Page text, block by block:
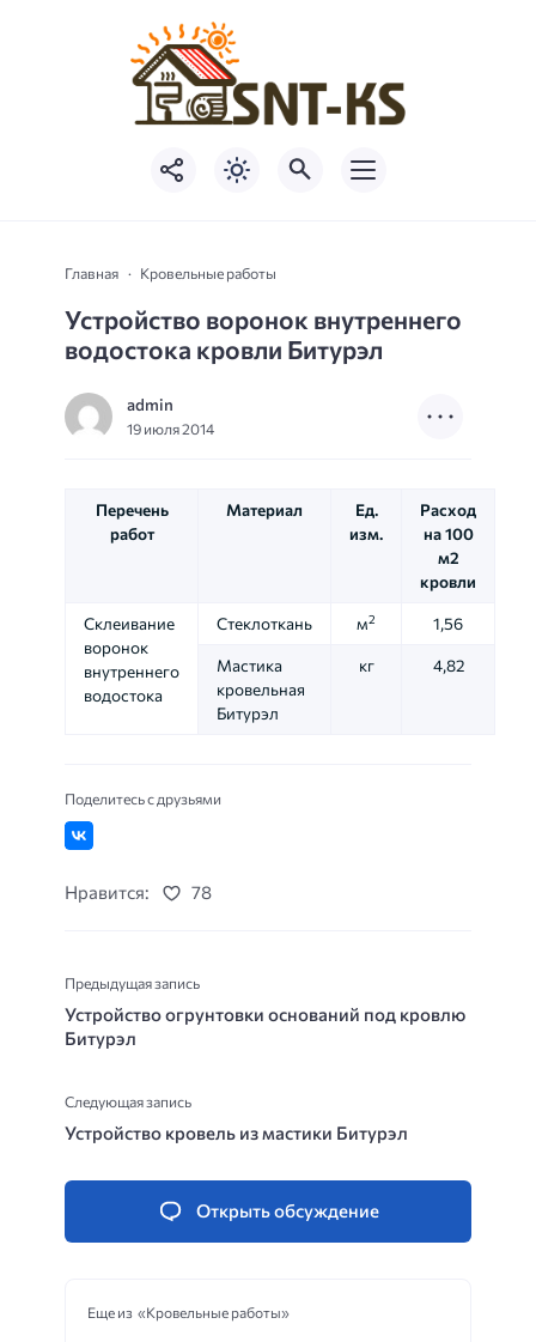
Главная Кровельные работы
Устройство воронок внутреннего
водостока кровли Битурэл
admin
19 июля 2014
Перечень
работ
Материал
Ед.
изм.
Расход
на 100
м2
кровли
Склеивание
воронок
внутреннего
водостока
Стеклоткань м2 1,56
Мастика
кровельная
Битурэл
кг 4,82
Поделитесь с друзьями
Нравится: 78
Предыдущая запись
Устройство огрунтовки оснований под кровлю
Битурэл
Следующая запись
Устройство кровель из мастики Битурэл
Открыть обсуждение
Еще из «Кровельные работы»